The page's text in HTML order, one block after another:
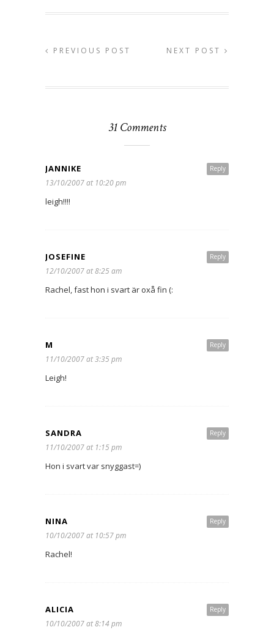
PREVIOUS POST NEXT POST
31 Comments
Reply
JANNIKE
13/10/2007 at 10:20 pm
leigh!!!!
Reply
JOSEFINE
12/10/2007 at 8:25 am
Rachel, fast hon i svart är oxå fin (:
Reply
M
11/10/2007 at 3:35 pm
Leigh!
Reply
SANDRA
11/10/2007 at 1:15 pm
Hon i svart var snyggast=)
Reply
NINA
10/10/2007 at 10:57 pm
Rachel!
Reply
ALICIA
10/10/2007 at 8:14 pm